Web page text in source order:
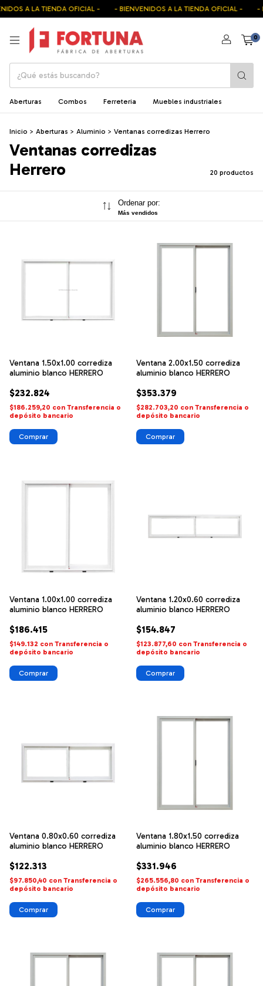
A LA TIENDA OFICIAL - - BIENVENIDOS A LA TIENDA OFICIAL - -
0
Aberturas Combos Ferreteria Muebles industriales
Inicio > Aberturas > Aluminio > Ventanas corredizas Herrero
Ventanas corredizas
Herrero
20 productos
Ordenar por:
Más vendidos
Ventana 1.50x1.00 corrediza
aluminio blanco HERRERO
$232.824
$186.259,20 con Transferencia o
depósito bancario
Ventana 2.00x1.50 corrediza
aluminio blanco HERRERO
$353.379
$282.703,20 con Transferencia o
depósito bancario
Ventana 1.00x1.00 corrediza
aluminio blanco HERRERO
$186.415
$149.132 con Transferencia o
depósito bancario
Ventana 1.20x0.60 corrediza
aluminio blanco HERRERO
$154.847
$123.877,60 con Transferencia o
depósito bancario
Ventana 0.80x0.60 corrediza
aluminio blanco HERRERO
$122.313
$97.850,40 con Transferencia o
depósito bancario
Ventana 1.80x1.50 corrediza
aluminio blanco HERRERO
$331.946
$265.556,80 con Transferencia o
depósito bancario